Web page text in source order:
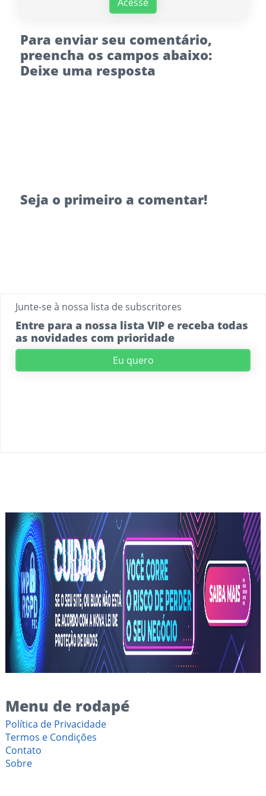
Para enviar seu comentário,
preencha os campos abaixo:
Deixe uma resposta
Seja o primeiro a comentar!
Junte-se à nossa lista de subscritores
Entre para a nossa lista VIP e receba todas
as novidades com prioridade
Eu quero
Menu de rodapé
Política de Privacidade
Termos e Condições
Contato
Sobre